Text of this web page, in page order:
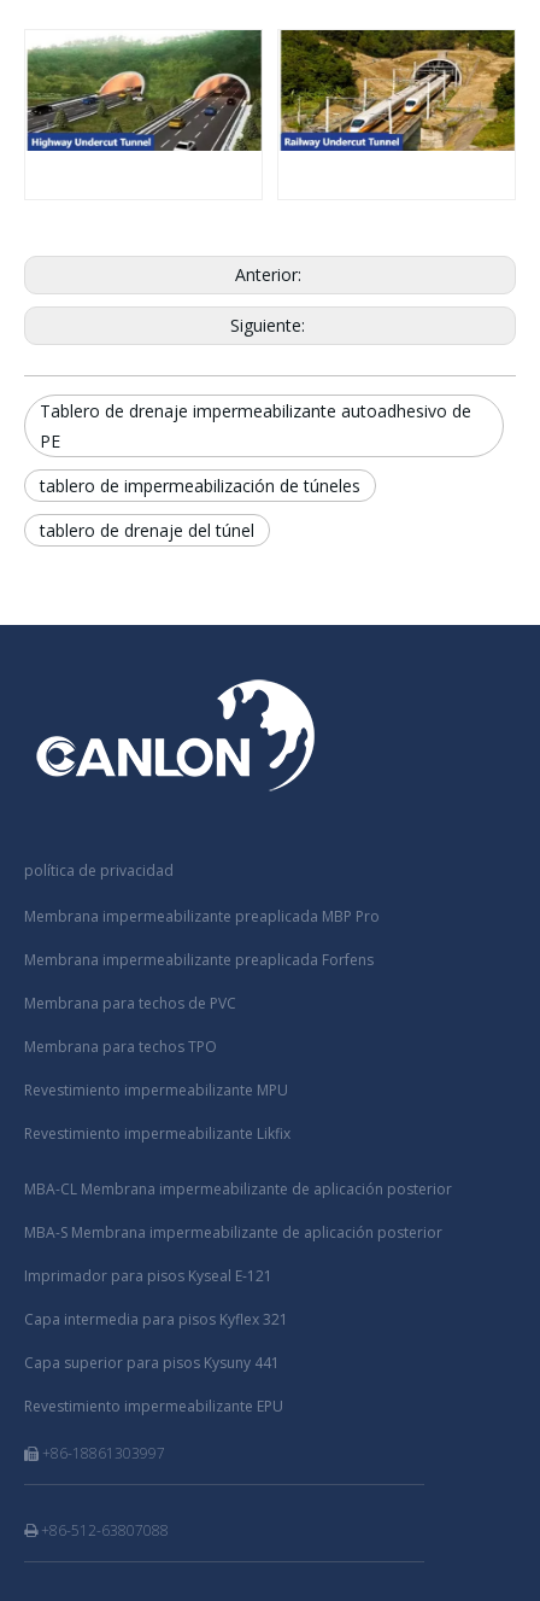
Anterior:
Siguiente:
Tablero de drenaje impermeabilizante autoadhesivo de
PE
tablero de impermeabilización de túneles
tablero de drenaje del túnel
política de privacidad
Membrana impermeabilizante preaplicada MBP Pro
Membrana impermeabilizante preaplicada Forfens
Membrana para techos de PVC
Membrana para techos TPO
Revestimiento impermeabilizante MPU
Revestimiento impermeabilizante Likfix
MBA-CL Membrana impermeabilizante de aplicación posterior
MBA-S Membrana impermeabilizante de aplicación posterior
Imprimador para pisos Kyseal E-121
Capa intermedia para pisos Kyflex 321
Capa superior para pisos Kysuny 441
Revestimiento impermeabilizante EPU
 +86-18861303997
+86-512-63807088